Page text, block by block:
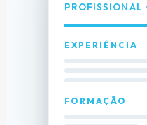
PROFISSIONAL
EXPERIÊNCIA
FORMAÇÃO